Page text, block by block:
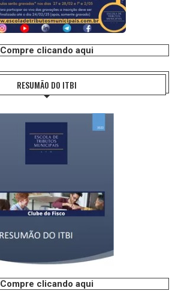
Compre clicando aqui
RESUMÃO DO ITBI
Compre clicando aqui